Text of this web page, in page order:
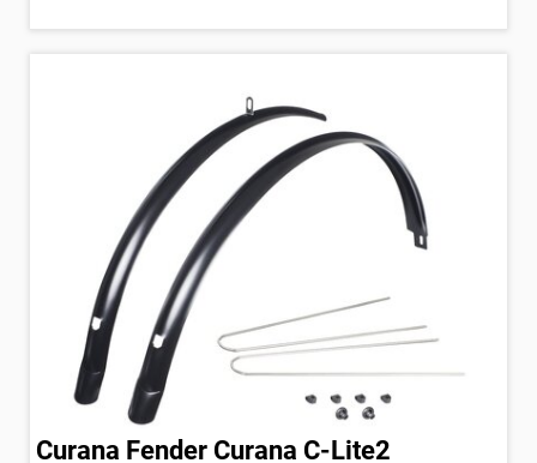
Curana Fender Curana C-Lite2